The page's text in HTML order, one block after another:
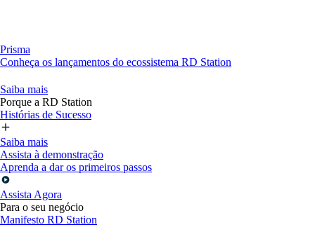
Prisma
Conheça os lançamentos do ecossistema RD Station
Saiba mais
Porque a RD Station
Histórias de Sucesso
Saiba mais
Assista à demonstração
Aprenda a dar os primeiros passos
Assista Agora
Para o seu negócio
Manifesto RD Station